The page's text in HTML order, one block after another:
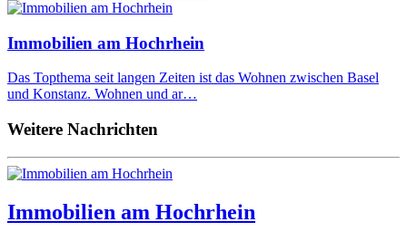
Immobilien am Hochrhein
Das Topthema seit langen Zeiten ist das Wohnen zwischen Basel
und Konstanz. Wohnen und ar…
Weitere Nachrichten
Immobilien am Hochrhein